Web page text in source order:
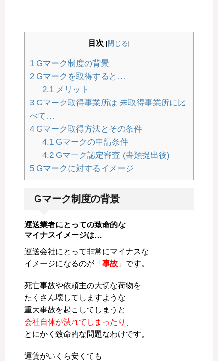
目次 [閉じる]
1 Gマーク制度の背景
2 Gマークを取得すると…
2.1メリット
3 Gマーク取得事業所は 未取得事業所に比
べて…
4 Gマーク取得方法とその条件
4.1Gマークの申請条件
4.2Gマーク認定審査 (書類提出後)
5 Gマークに対するイメージ
Gマーク制度の背景
運送業者にとっての致命的な
マイナスイメージは…
運送会社にとって非常にマイナスな
イメージになるのが「 事故 」です。
死亡事故や依頼主の大切な荷物を
たくさん壊してしますような
重大事故を起こしてしまうと
会社自体が潰れてしまったり
とにかく致命的な問題なわけです。
運賃がいくら安くても